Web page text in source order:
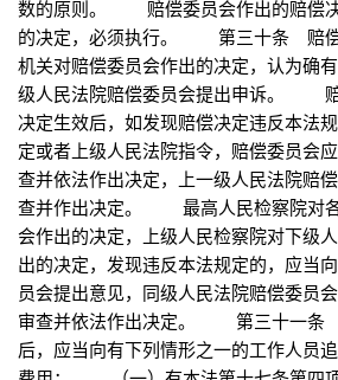
数的原则。 赔偿委员会作出的赔偿决
的决定，必须执行。 第三十条 赔偿
机关对赔偿委员会作出的决定，认为确
级人民法院赔偿委员会提出申诉。
决定生效后，如发现赔偿决定违反本法
定或者上级人民法院指令，赔偿委员会
查并依法作出决定，上一级人民法院赔
查并作出决定。 最高人民检察院对各
会作出的决定，上级人民检察院对下级
出的决定，发现违反本法规定的，应当
员会提出意见，同级人民法院赔偿委员
审查并依法作出决定。 第三十一条
后，应当向有下列情形之一的工作人员